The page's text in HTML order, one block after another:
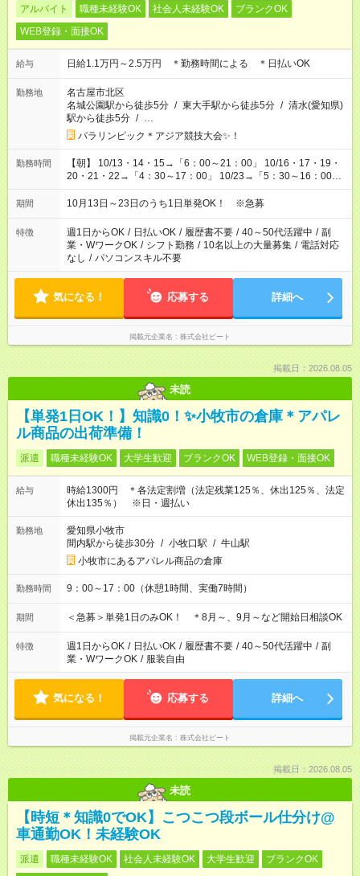
アルバイト 職種未経験OK 社会人未経験OK
ブランクOK
WEB登録・面接OK
給与 日給1.1万円～2.5万円 ＊勤務時間による ＊日払いOK
勤務地
名古屋市北区
名城公園駅から徒歩5分 / 東大手駅から徒歩5分 / 清水(愛知県)
駅から徒歩5分 / …
パラリンピック＊アジア競技大会✨！
勤務時間
【朝】 10/13・14・15→「6：00～21：00」 10/16・17・19・
20・21・22→「4：30～17：00」 10/23→「5：30～16：00」
【夕方】 10/16・17・19～21→「17：00～26：00」
10/22→「17：00～24：30」 10/23→「16：00～23：00」 ＊
け、夕方だけ、などもOKです！
期間 10月13日～23日のうち1日単発OK！ ※急募
特徴 週1日からOK / 日払いOK / 履歴書不要 / 40～50代活躍中 / 副
業・WワークOK / シフト勤務 / 10名以上の大量募集 / 電話対応
なし / パソコンスキル不要
気になる！ 応募する 詳細へ
掲載元企業名 株式会社ビート
掲載日：2026.08.05
未読
【単発1日OK！】知識0！✨小牧市の倉庫＊アパレ
ル商品の出荷準備！
派遣 職種未経験OK 大学生歓迎 ブランクOK WEB登録・面接OK
給与
時給1300円 ＊各法定割増（法定残業125％、休出125％、法定
休出135％） ※日・週払い
勤務地
愛知県小牧市
間内駅から徒歩30分 / 小牧口駅 / 牛山駅
小牧市にあるアパレル商品の倉庫
勤務時間 9：00～17：00（休憩1時間、実働7時間）
期間 ＜急募＞単発1日のみOK！ ＊8月～、9月～など開始日相談OK
特徴 週1日からOK / 日払いOK / 履歴書不要 / 40～50代活躍中 / 副
業・WワークOK / 服装自由
気になる！ 応募する 詳細へ
掲載元企業名 株式会社ビート
掲載日：2026.08.05
未読
【時短＊知識0でOK】こつこつ段ボール仕分け@
車通勤OK！未経験OK
派遣 職種未経験OK 社会人未経験OK 大学生歓迎 ブランクOK